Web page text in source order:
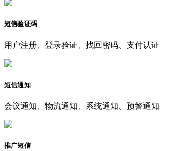
短信验证码
用户注册、登录验证、找回密码、支付认证
短信通知
会议通知、物流通知、系统通知、预警通知
推广短信